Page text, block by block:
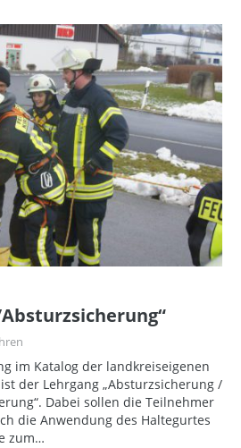
im Katalog der landkreiseigenen
der Lehrgang „Absturzsicherung /
Dabei sollen die Teilnehmer
die Anwendung des Haltegurtes
zum…